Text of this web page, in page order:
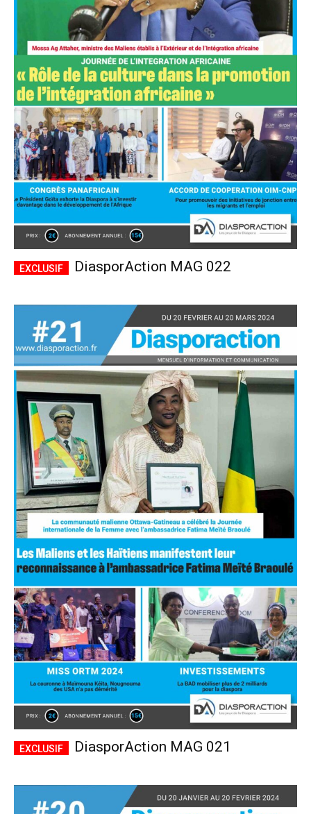
DiasporAction MAG 022
DiasporAction MAG 021